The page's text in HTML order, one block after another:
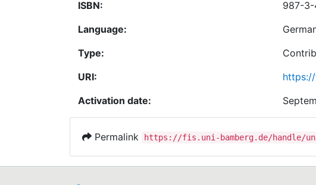
ISBN:
987-
Language:
Type:
URI:
Activation date:
Permalink https://fis.uni-bamberg.de/handle/